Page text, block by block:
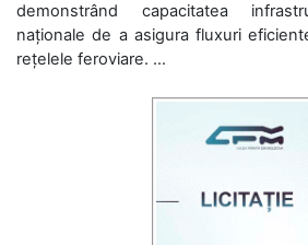
demonstrând capacitatea
naționale de a asigura fluxuri
rețelele feroviare. ...